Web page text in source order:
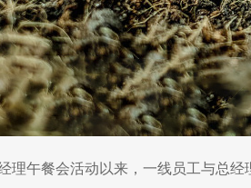
理午餐会活动以来，一线员工与总